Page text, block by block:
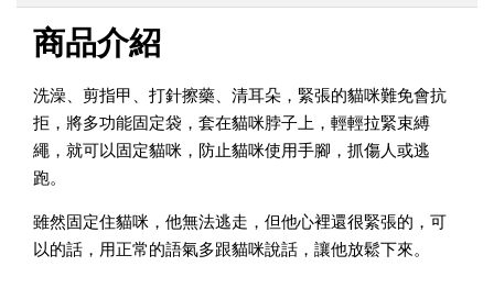
商品介紹
洗澡、剪指甲、打針擦藥、清耳朵，緊張的貓咪難免會抗
拒，將多功能固定袋，套在貓咪脖子上，輕輕拉緊束縛
繩，就可以固定貓咪，防止貓咪使用手腳，抓傷人或逃
跑。
雖然固定住貓咪，他無法逃走，但他心裡還很緊張的，可
以的話，用正常的語氣多跟貓咪說話，讓他放鬆下來。